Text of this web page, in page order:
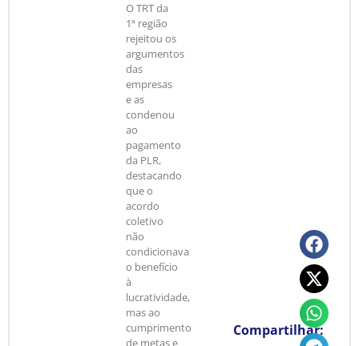
O TRT da
1ª região
rejeitou os
argumentos
das
empresas
e as
condenou
ao
pagamento
da PLR,
destacando
que o
acordo
coletivo
não
condicionava
o benefício
à
lucratividade,
mas ao
cumprimento
de metas e
Compartilhar: